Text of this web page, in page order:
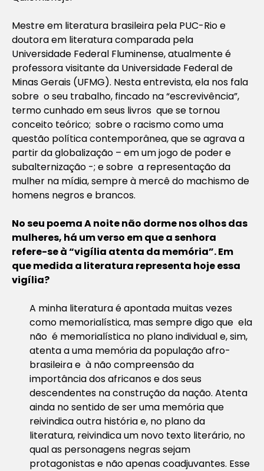
Mestre em literatura brasileira pela PUC-Rio e
doutora em literatura comparada pela
Universidade Federal Fluminense, atualmente é
professora visitante da Universidade Federal de
Minas Gerais (UFMG). Nesta entrevista, ela nos fala
sobre o seu trabalho, fincado na “escrevivência”,
termo cunhado em seus livros que se tornou
conceito teórico; sobre o racismo como uma
questão política contemporânea, que se agrava a
partir da globalização – em um jogo de poder e
subalternização -; e sobre a representação da
mulher na mídia, sempre à mercê do machismo de
homens negros e brancos.
No seu poema A noite não dorme nos olhos das
mulheres, há um verso em que a senhora
refere-se à “vigília atenta da memória”. Em
que medida a literatura representa hoje essa
vigília?
A minha literatura é apontada muitas vezes
como memorialística, mas sempre digo que ela
não é memorialística no plano individual e, sim,
atenta a uma memória da população afro-
brasileira e à não compreensão da
importância dos africanos e dos seus
descendentes na construção da nação. Atenta
ainda no sentido de ser uma memória que
reivindica outra história e, no plano da
literatura, reivindica um novo texto literário, no
qual as personagens negras sejam
protagonistas e não apenas coadjuvantes. Esse